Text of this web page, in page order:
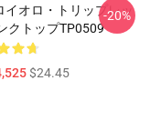
イオロ・トリップレッ
クトップTP0509
$24.45
-20%